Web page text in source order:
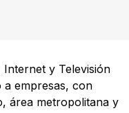
y Televisión
empresas, con
área metropolitana y